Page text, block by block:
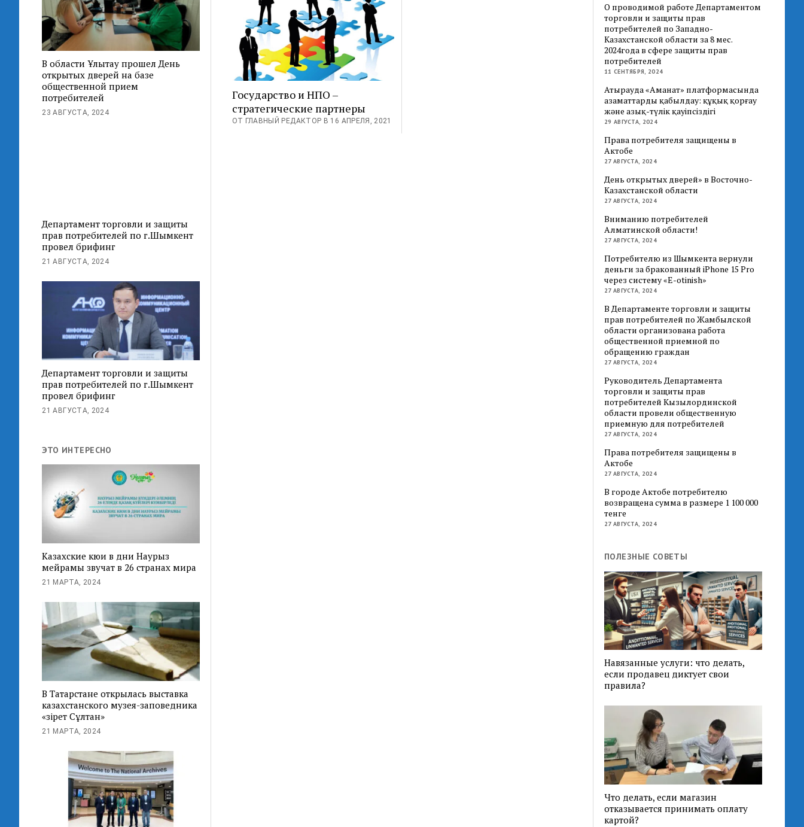
В области Ұлытау прошел День
открытых дверей на базе
общественной прием
потребителей
23 АВГУСТА, 2024
Департамент торговли и защиты
прав потребителей по г.Шымкент
провел брифинг
21 АВГУСТА, 2024
Департамент торговли и защиты
прав потребителей по г.Шымкент
провел брифинг
21 АВГУСТА, 2024
ЭТО ИНТЕРЕСНО
Казахские кюи в дни Наурыз
мейрамы звучат в 26 странах мира
21 МАРТА, 2024
В Татарстане открылась выставка
казахстанского музея-заповедника
«Әзірет Сұлтан»
21 МАРТА, 2024
Государство и НПО –
стратегические партнеры
ОТ ГЛАВНЫЙ РЕДАКТОР В 16 АПРЕЛЯ, 2021
О проводимой работе Департаментом
торговли и защиты прав
потребителей по Западно-
Казахстанской области за 8 мес.
2024года в сфере защиты прав
потребителей
11 СЕНТЯБРЯ, 2024
Атырауда «Аманат» платформасында
азаматтарды қабылдау: құқық қорғау
және азық-түлік қауіпсіздігі
29 АВГУСТА, 2024
Права потребителя защищены в
Актобе
27 АВГУСТА, 2024
День открытых дверей» в Восточно-
Казахстанской области
27 АВГУСТА, 2024
Вниманию потребителей
Алматинской области!
27 АВГУСТА, 2024
Потребителю из Шымкента вернули
деньги за бракованный iPhone 15 Pro
через систему «E-otinish»
27 АВГУСТА, 2024
В Департаменте торговли и защиты
прав потребителей по Жамбылской
области организована работа
общественной приемной по
обращению граждан
27 АВГУСТА, 2024
Руководитель Департамента
торговли и защиты прав
потребителей Кызылординской
области провели общественную
приемную для потребителей
27 АВГУСТА, 2024
Права потребителя защищены в
Актобе
27 АВГУСТА, 2024
В городе Актобе потребителю
возвращена сумма в размере 1 100 000
тенге
27 АВГУСТА, 2024
ПОЛЕЗНЫЕ СОВЕТЫ
Навязанные услуги: что делать,
если продавец диктует свои
правила?
Что делать, если магазин
отказывается принимать оплату
картой?